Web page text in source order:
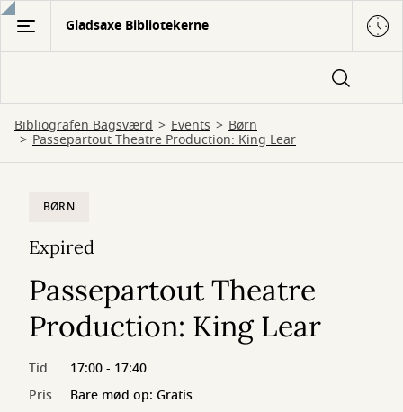
Gå
hovedindhold
Gladsaxe Bibliotekerne
Bibliografen Bagsværd Events Børn
Passepartout Theatre Production: King Lear
BØRN
Expired
Passepartout Theatre
Production: King Lear
Tid
17:00 - 17:40
Pris
Bare mød op: Gratis